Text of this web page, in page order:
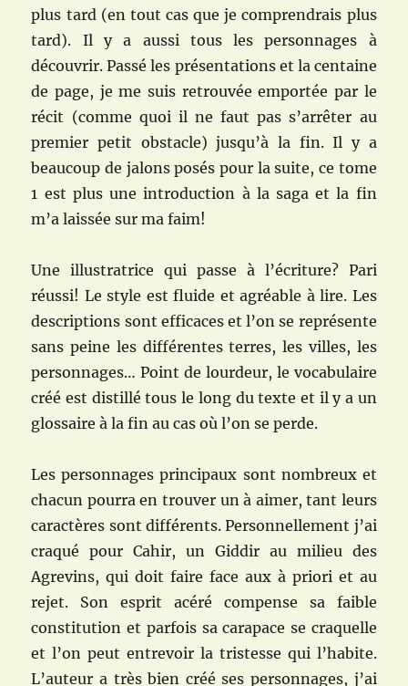
plus tard (en tout cas que je comprendrais plus
tard). Il y a aussi tous les personnages à
découvrir. Passé les présentations et la centaine
de page, je me suis retrouvée emportée par le
récit (comme quoi il ne faut pas s’arrêter au
premier petit obstacle) jusqu’à la fin. Il y a
beaucoup de jalons posés pour la suite, ce tome
1 est plus une introduction à la saga et la fin
m’a laissée sur ma faim!
Une illustratrice qui passe à l’écriture? Pari
réussi! Le style est fluide et agréable à lire. Les
descriptions sont efficaces et l’on se représente
sans peine les différentes terres, les villes, les
personnages… Point de lourdeur, le vocabulaire
créé est distillé tous le long du texte et il y a un
glossaire à la fin au cas où l’on se perde.
Les personnages principaux sont nombreux et
chacun pourra en trouver un à aimer, tant leurs
caractères sont différents. Personnellement j’ai
craqué pour Cahir, un Giddir au milieu des
Agrevins, qui doit faire face aux à priori et au
rejet. Son esprit acéré compense sa faible
constitution et parfois sa carapace se craquelle
et l’on peut entrevoir la tristesse qui l’habite.
L’auteur a très bien créé ses personnages, j’ai